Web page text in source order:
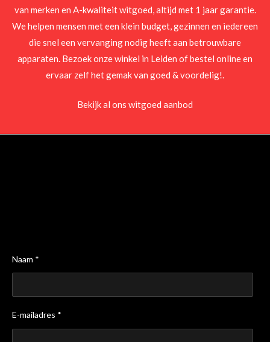
van merken en A-kwaliteit witgoed, altijd met 1 jaar garantie.
We helpen mensen met een klein budget, gezinnen en iedereen
die snel een vervanging nodig heeft aan betrouwbare
apparaten. Bezoek onze winkel in Leiden of bestel online en
ervaar zelf het gemak van goed & voordelig!.
Bekijk al ons witgoed aanbod
Naam *
E-mailadres *